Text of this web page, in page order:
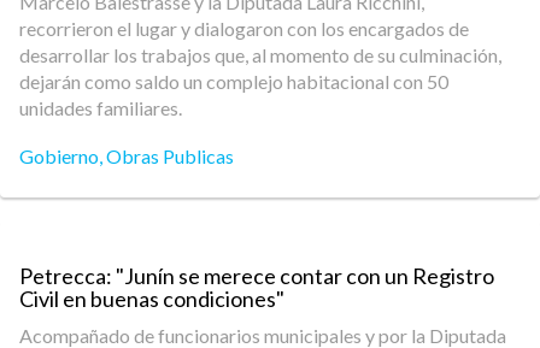
recorrieron el lugar y dialogaron con los encargados de
desarrollar los trabajos que, al momento de su culminación,
dejarán como saldo un complejo habitacional con 50
unidades familiares.
Gobierno,Obras Publicas
Petrecca: "Junín se merece contar con un Registro
Civil en buenas condiciones"
Acompañado de funcionarios municipales y por la Diputada